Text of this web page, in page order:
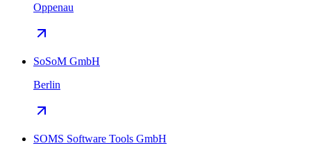
Oppenau
SoSoM GmbH
Berlin
SOMS Software Tools GmbH